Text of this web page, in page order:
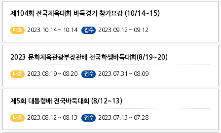
제104회 전국체육대회 바둑경기 참가요강 (10/14~15)
대회 2023.10.14 ~ 10.14 접수 2023.09.12 ~ 09.12
2023 문화체육관광부장관배 전국학생바둑대회(8/19~20)
대회 2023.08.19 ~ 08.20 접수 2023.07.31 ~ 08.09
제5회 대통령배 전국바둑대회 (8/12~13)
대회 2023.08.12 ~ 08.13 접수 2023.07.13 ~ 07.28